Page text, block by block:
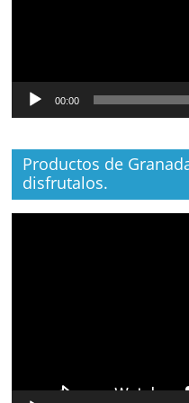
00:00
Productos de
disfrutalos.